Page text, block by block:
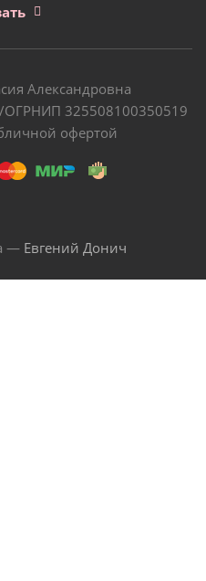
Александровна
325508100350519
офертой
— Евгений Донич